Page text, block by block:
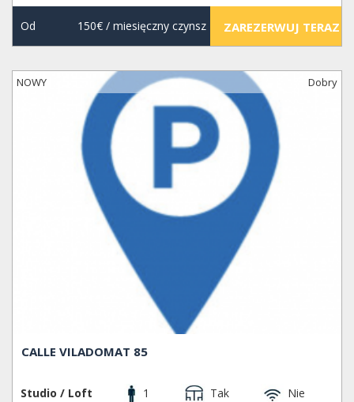
Od 150€/ miesięczny czynsz ZAREZERWUJ TERAZ
NOWY Dobry
CALLE VILADOMAT 85
Studio / Loft 1 Tak
Nie